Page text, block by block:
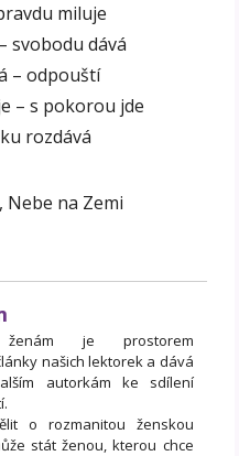
miluje
svobodu dává
– odpouští
– s pokorou jde
rozdává
, Nebe na Zemi
je prostorem
našich lektorek a dává
autorkám ke sdílení
o rozmanitou ženskou
stát ženou, kterou chce